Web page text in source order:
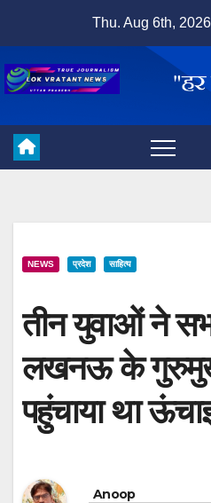
content
Thu. Aug 6th, 2026
NEWS प्रदेश साहित्य
तीन युवाओं ने
लखनऊ के
पहुंचाया था
Anoop